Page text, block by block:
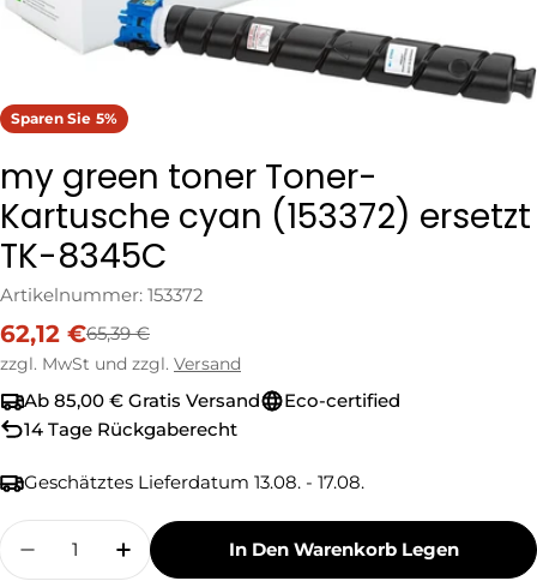
Sparen Sie 5%
my green toner Toner-
Kartusche cyan (153372) ersetzt
TK-8345C
Artikelnummer: 153372
Verkaufspreis
62,12 €
Regulärer
Preis
65,39 €
zzgl. MwSt und zzgl. Versand
Ab 85,00 € Gratis Versand
Eco-certified
14 Tage Rückgaberecht
Geschätztes Lieferdatum 13.08. - 17.08.
Menge
Menge Für My Green Toner Toner-
Menge Für My Green Toner Toner-
In Den Warenkorb Legen